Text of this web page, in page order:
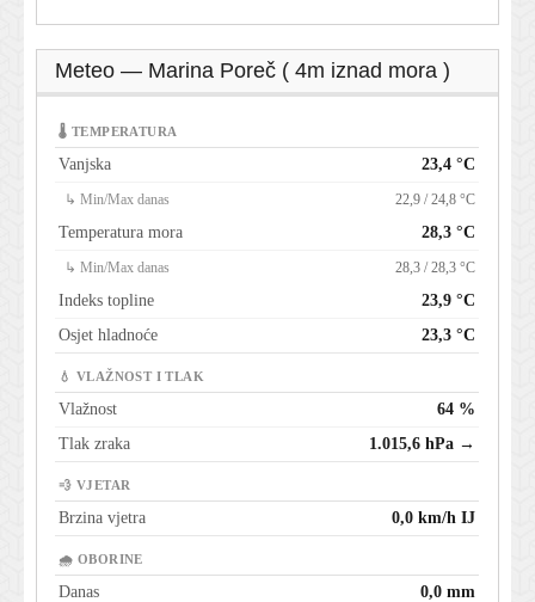
Meteo — Marina Poreč ( 4m iznad mora )
🌡 TEMPERATURA
Vanjska 23,4 °C
↳ Min/Max danas 22,9 / 24,8 °C
Temperatura mora 28,3 °C
↳ Min/Max danas 28,3 / 28,3 °C
Indeks topline
23,9 °C
Osjet hladnoće
23,3 °C
💧 VLAŽNOST I TLAK
Vlažnost
64 %
Tlak zraka
1.015,6 hPa →
💨 VJETAR
Brzina vjetra 0,0 km/h IJ
🌧 OBORINE
Danas
0,0 mm